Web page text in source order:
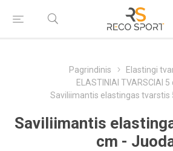
Pagrindinis
Elastingi
ELASTINIAI TVARSCIAI 5
Saviliimantis elastingas tvarstis
Saviliimantis
cm -